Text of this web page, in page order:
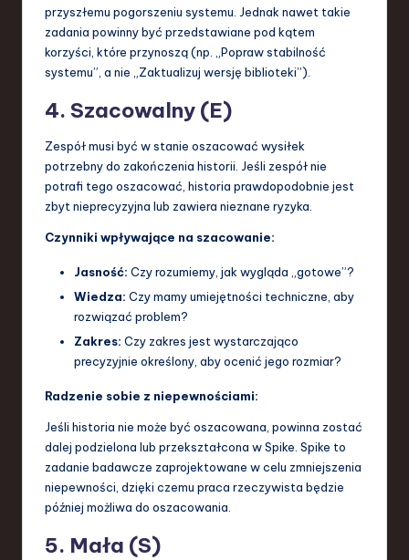
przyszłemu pogorszeniu systemu. Jednak nawet takie
zadania powinny być przedstawiane pod kątem
korzyści, które przynoszą (np. „Popraw stabilność
systemu”, a nie „Zaktualizuj wersję biblioteki”).
4. Szacowalny (E)
Zespół musi być w stanie oszacować wysiłek
potrzebny do zakończenia historii. Jeśli zespół nie
potrafi tego oszacować, historia prawdopodobnie jest
zbyt nieprecyzyjna lub zawiera nieznane ryzyka.
Czynniki wpływające na szacowanie:
Jasność: Czy rozumiemy, jak wygląda „gotowe”?
Wiedza: Czy mamy umiejętności techniczne, aby
rozwiązać problem?
Zakres: Czy zakres jest wystarczająco
precyzyjnie określony, aby ocenić jego rozmiar?
Radzenie sobie z niepewnościami:
Jeśli historia nie może być oszacowana, powinna zostać
dalej podzielona lub przekształcona w Spike. Spike to
zadanie badawcze zaprojektowane w celu zmniejszenia
niepewności, dzięki czemu praca rzeczywista będzie
później możliwa do oszacowania.
5. Mała (S)